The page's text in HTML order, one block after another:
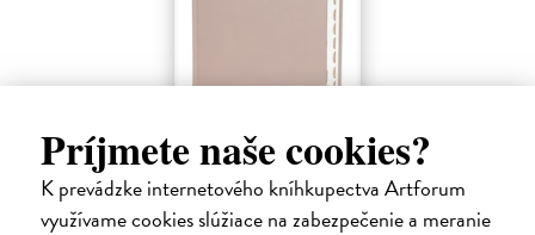
Príjmete naše cookies?
K prevádzke internetového kníhkupectva Artforum
využívame cookies slúžiace na zabezpečenie a meranie
Sväté písmo - Jeruzalemská Biblia (veľký
formát) hnedá obálka
kolektív autorov| Kniha